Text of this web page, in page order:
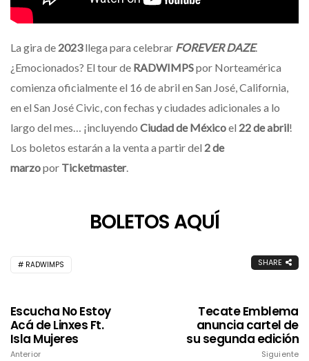
La gira de 2023llega para celebrar FOREVER DAZE.
¿Emocionados? El tour de RADWIMPSpor Norteamérica
comienza oficialmente el 16 de abril en San José, California,
en el San José Civic, con fechas y ciudades adicionales a lo
largo del mes… ¡incluyendo Ciudad de Méxicoel 22 de abril!
Los boletos estarán a la venta a partir del 2 de
marzopor Ticketmaster.
BOLETOS AQUÍ
RADWIMPS SHARE
Escucha No Estoy
Acá de Linxes Ft.
Isla Mujeres
Anterior
Tecate Emblema
anuncia cartel de
su segunda edición
Siguiente